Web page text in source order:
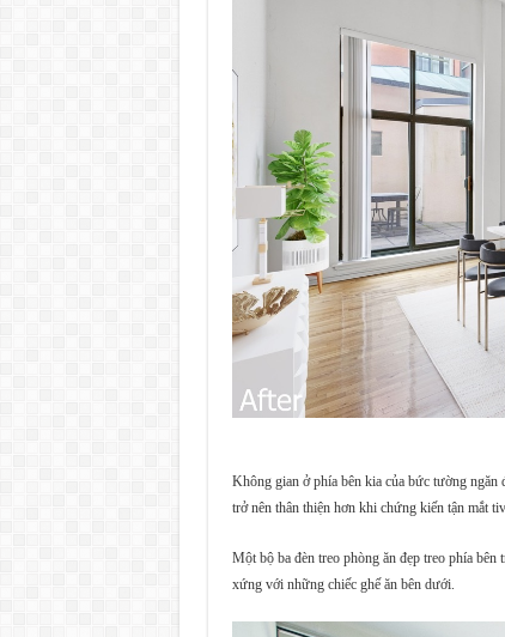
Không gian ở phía bên kia của bức tường
trở nên thân thiện hơn khi chứng kiến tận mắt
Một bộ ba đèn treo phòng ăn đẹp treo phía bên
xứng với những chiếc ghế ăn bên dưới.